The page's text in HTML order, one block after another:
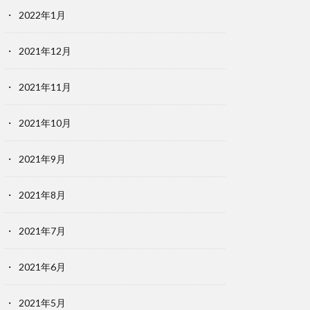
2022年1月
2021年12月
2021年11月
2021年10月
2021年9月
2021年8月
2021年7月
2021年6月
2021年5月